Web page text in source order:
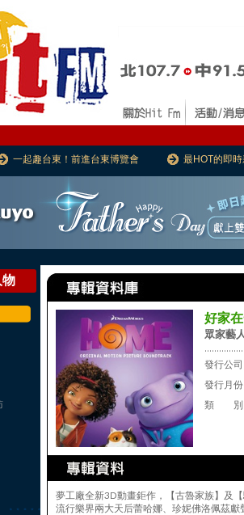
一起趣台東！前進台東博覽會 最HOT的即
物
好家
眾家藝
發行公司
發行月份
類 別
夢工廠全新3D動畫鉅作，【古魯家族】及
流行樂界兩大天后蕾哈娜、珍妮佛洛佩茲